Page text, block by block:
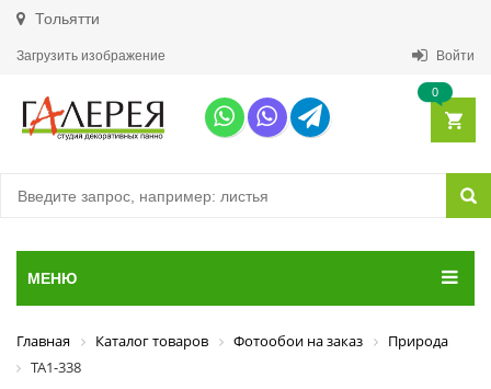
Тольятти
Загрузить изображение Войти
0
МЕНЮ
Главная Каталог товаров Фотообои на заказ
Природа
ТА1-338